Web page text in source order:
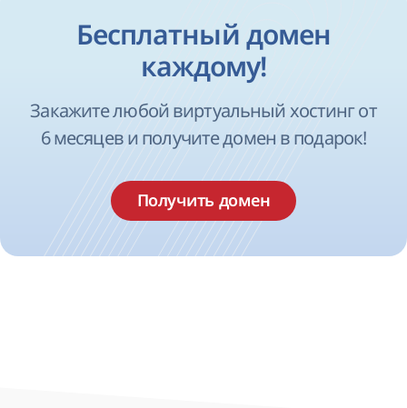
Бесплатный домен
каждому!
Закажите любой виртуальный хостинг от
6 месяцев и получите домен в подарок!
Получить домен